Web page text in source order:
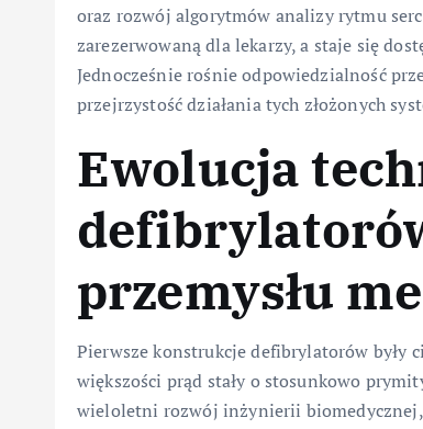
oraz rozwój algorytmów analizy rytmu
zarezerwowaną dla lekarzy, a staje się
Jednocześnie rośnie odpowiedzialność
przejrzystość działania tych złożonych
Ewolucja
przemysłu
Pierwsze konstrukcje defibrylatorów były
większości prąd stały o stosunkowo
wieloletni rozwój inżynierii